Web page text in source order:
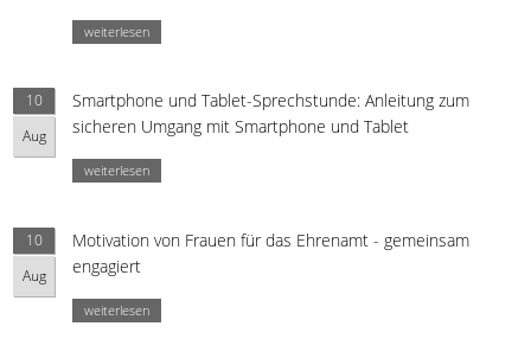
weiterlesen
10
Aug
Smartphone und Tablet-Sprechstunde: Anleitung zum
sicheren Umgang mit Smartphone und Tablet
weiterlesen
10
Aug
Motivation von Frauen für das Ehrenamt - gemeinsam
engagiert
weiterlesen